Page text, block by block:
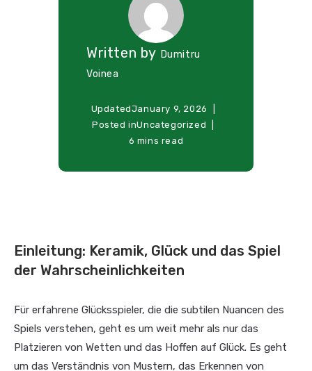
Written by Dumitru
Voinea
UpdatedJanuary 9, 2026
Posted inUncategorized
6 mins read
Einleitung: Keramik, Glück und das Spiel
der Wahrscheinlichkeiten
Für erfahrene Glücksspieler, die die subtilen Nuancen des
Spiels verstehen, geht es um weit mehr als nur das
Platzieren von Wetten und das Hoffen auf Glück. Es geht
um das Verständnis von Mustern, das Erkennen von